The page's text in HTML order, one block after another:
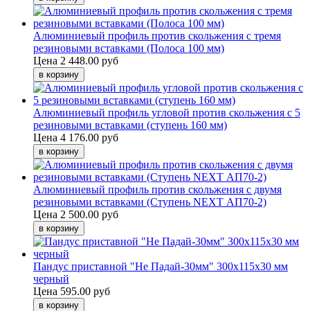
Алюминиевый профиль против скольжения с тремя
резиновыми вставками (Полоса 100 мм)
Цена 2 448.00 руб
Алюминиевый профиль угловой против скольжения с 5
резиновыми вставками (ступень 160 мм)
Цена 4 176.00 руб
Алюминиевый профиль против скольжения с двумя
резиновыми вставками (Ступень NEXT АП70-2)
Цена 2 500.00 руб
Пандус приставной "Не Падай-30мм" 300х115х30 мм
черный
Цена 595.00 руб